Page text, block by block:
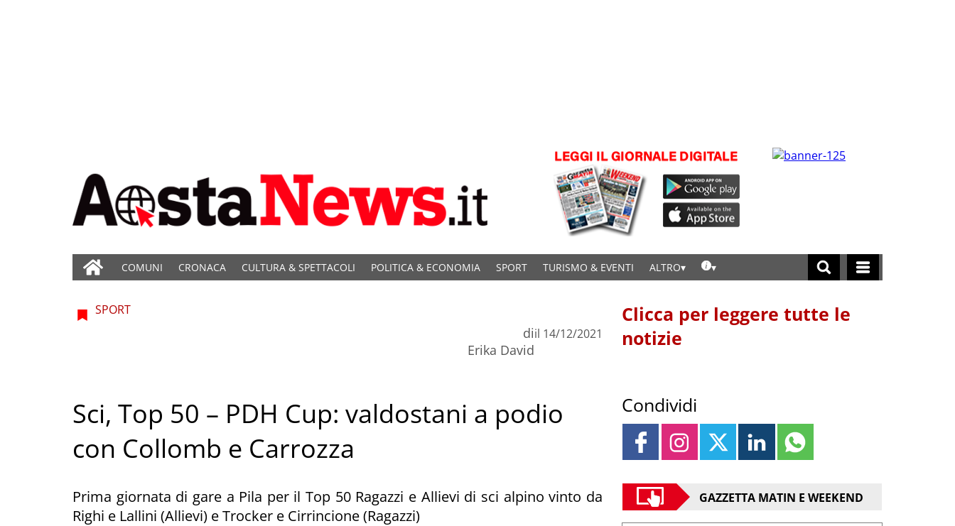
COMUNI CRONACA CULTURA & SPETTACOLI POLITICA & ECONOMIA SPORT TURISMO & EVENTI ALTRO
SPORT
di
Erika David
il 14/12/2021
Sci, Top 50 – PDH Cup: valdostani a podio
con Collomb e Carrozza
Prima giornata di gare a Pila per il Top 50 Ragazzi e Allievi di sci alpino vinto da
Righi e Lallini (Allievi) e Trocker e Cirrincione (Ragazzi)
Clicca per leggere tutte le
notizie
Condividi
GAZZETTA MATIN E WEEKEND